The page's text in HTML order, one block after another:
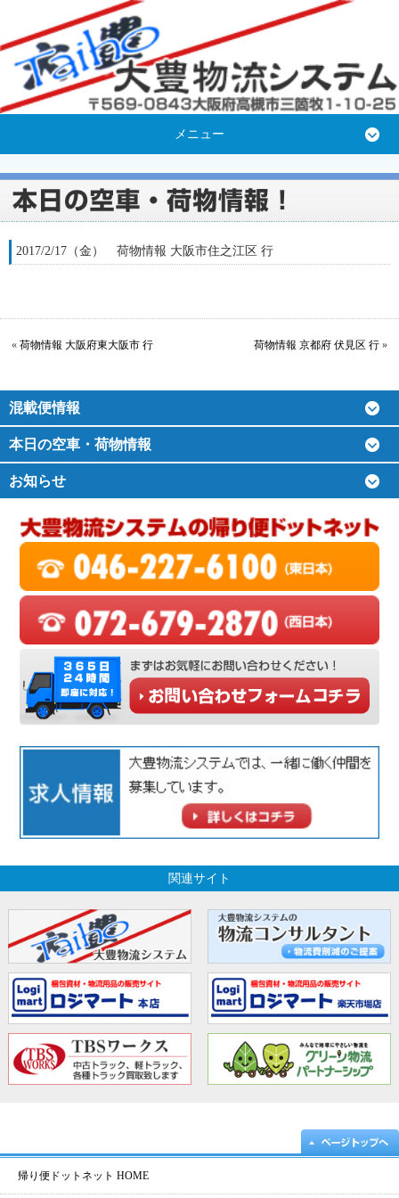
メニュー
2017/2/17（金） 荷物情報 大阪市住之江区 行
« 荷物情報 大阪府東大阪市 行 荷物情報 京都府 伏見区 行 »
混載便情報
本日の空車・荷物情報
お知らせ
関連サイト
帰り便ドットネット HOME